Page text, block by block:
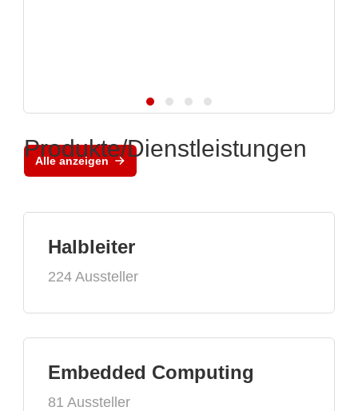
Alle anzeigen
Produkte/Dienstleistungen
Halbleiter
224 Aussteller
Embedded Computing
81 Aussteller